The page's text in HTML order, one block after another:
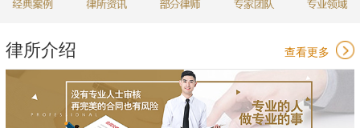
律所介绍 查看更多